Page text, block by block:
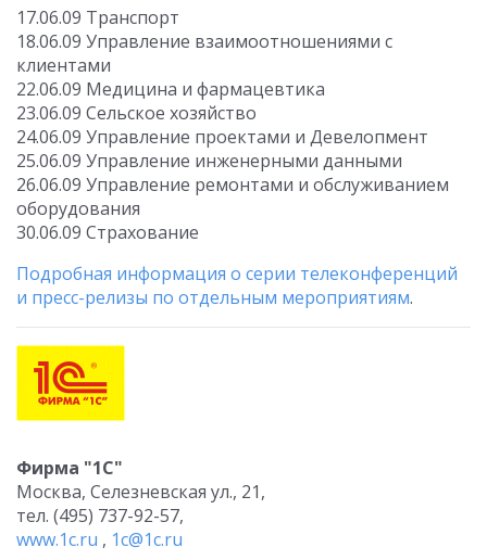
17.06.09 Транспорт
18.06.09 Управление взаимоотношениями с
клиентами
22.06.09 Медицина и фармацевтика
23.06.09 Сельское хозяйство
24.06.09 Управление проектами и Девелопмент
25.06.09 Управление инженерными данными
26.06.09 Управление ремонтами и обслуживанием
оборудования
30.06.09 Страхование
Подробная информация о серии телеконференций
и пресс-релизы по отдельным мероприятиям.
Фирма "1С"
Москва, Селезневская ул., 21,
тел. (495) 737-92-57,
www.1c.ru , 1c@1c.ru